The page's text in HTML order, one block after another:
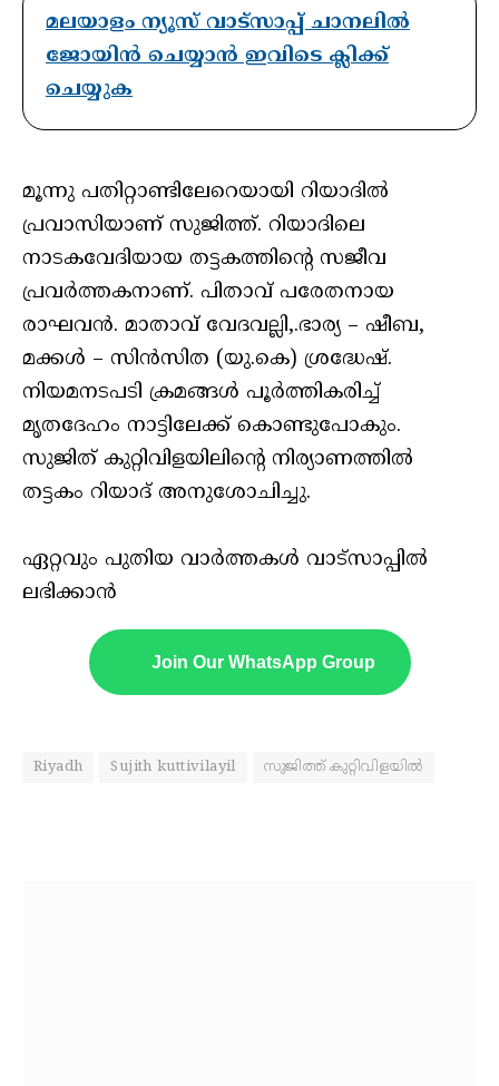
മലയാളം ന്യൂസ് വാട്സാപ്പ് ചാനലിൽ
ജോയിൻ ചെയ്യാൻ ഇവിടെ ക്ലിക്ക്
ചെയ്യുക
മൂന്നു പതിറ്റാണ്ടിലേറെയായി റിയാദിൽ
പ്രവാസിയാണ് സുജിത്ത്. റിയാദിലെ
നാടകവേദിയായ തട്ടകത്തിന്റെ സജീവ
പ്രവർത്തകനാണ്. പിതാവ് പരേതനായ
രാഘവന്‍. മാതാവ് വേദവല്ലി,.ഭാര്യ – ഷീബ,
മക്കൾ – സിൻസിത (യു.കെ) ശ്രദ്ധേഷ്.
നിയമനടപടി ക്രമങ്ങള്‍ പൂര്‍ത്തികരിച്ച്
മൃതദേഹം നാട്ടിലേക്ക് കൊണ്ടുപോകും.
സുജിത് കുറ്റിവിളയിലിന്റെ നിര്യാണത്തില്‍
തട്ടകം റിയാദ് അനുശോചിച്ചു.
ഏറ്റവും പുതിയ വാർത്തകൾ വാട്സാപ്പിൽ
ലഭിക്കാൻ
Join Our WhatsApp Group
Riyadh Sujith kuttivilayil സുജിത്ത് കുറ്റിവിളയിൽ